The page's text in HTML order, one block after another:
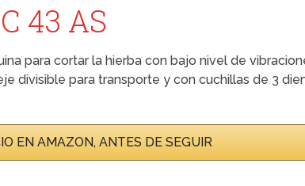
43 AS
para cortar la hierba con bajo nivel de
divisible para transporte y con cuchillas de 3
EN AMAZON, ANTES DE SEGUIR